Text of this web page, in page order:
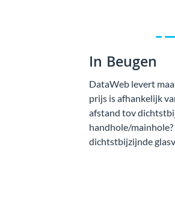
In Beugen
DataWeb levert
prijs is afhankelijk
afstand tov
handhole/
dichtstbijzijnde